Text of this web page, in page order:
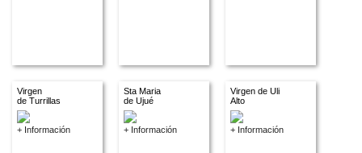
Virgen
de Turrillas
+ Información
Sta Maria
de Ujué
+ Información
Virgen de Uli
Alto
+ Información